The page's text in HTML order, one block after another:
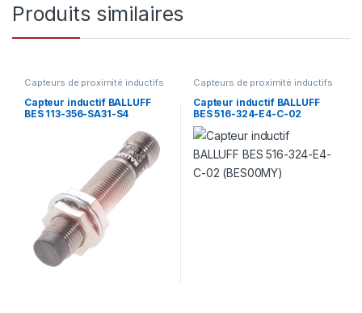
Produits similaires
Capteurs de proximité inductifs
Capteur inductif BALLUFF
BES 113-356-SA31-S4
Capteurs de proximité inductifs
Capteur inductif BALLUFF
BES 516-324-E4-C-02
(BES00MY)